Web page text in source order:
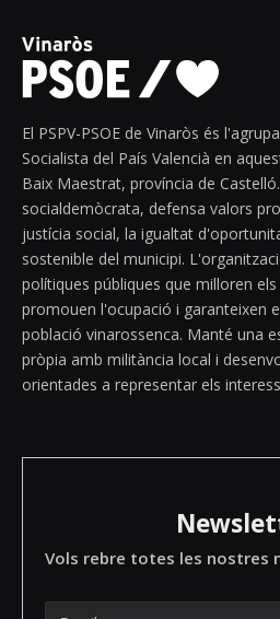
El PSPV-PSOE de Vinaròs és
Socialista del País Valencià en
Baix Maestrat, província de
socialdemòcrata, defensa valors
justícia social, la igualtat
sostenible del municipi.
polítiques públiques que milloren
promouen l'ocupació i garanteixen
població vinarossenca. Manté una
pròpia amb militància local i
orientades a representar els
Vols rebre totes les nostres